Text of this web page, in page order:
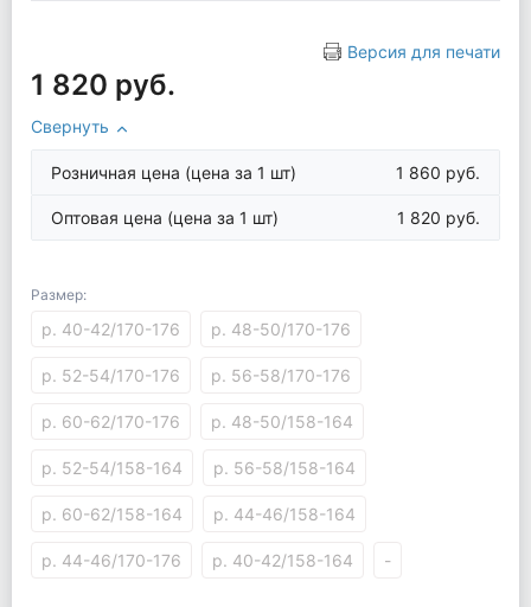
Версия для печати
1 820 руб.
Свернуть
Розничная цена (цена за 1 шт) 1 860 руб.
Оптовая цена (цена за 1 шт) 1 820 руб.
Размер:
р. 40-42/170-176 р. 48-50/170-176
р. 52-54/170-176 р. 56-58/170-176
р. 60-62/170-176 р. 48-50/158-164
р. 52-54/158-164 р. 56-58/158-164
р. 60-62/158-164 р. 44-46/158-164
р. 44-46/170-176 р. 40-42/158-164 -